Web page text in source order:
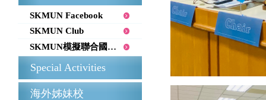
SKMUN Facebook
SKMUN Club
SKMUN模擬聯合國會議
Special Activities
海外姊妹校